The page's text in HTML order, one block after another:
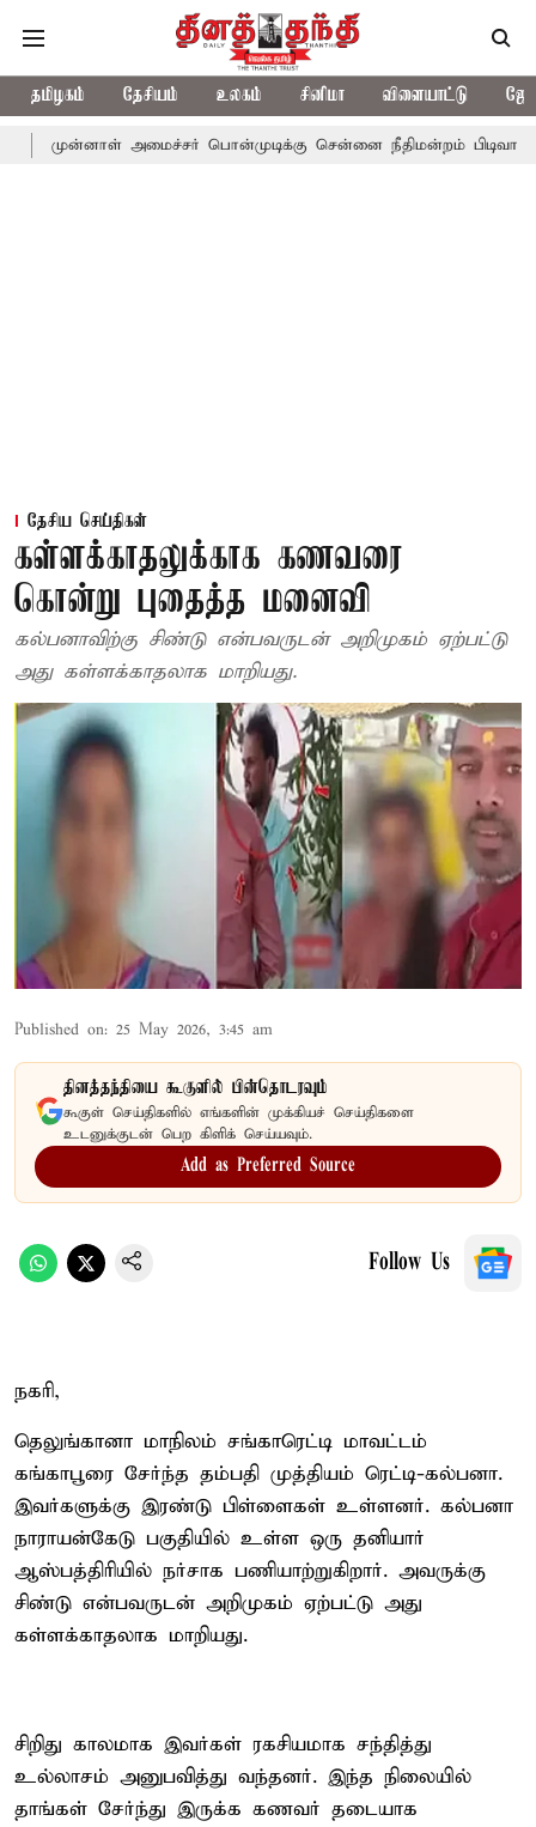
தமிழகம் தேசியம் உலகம் சினிமா விளையாட்டு
அமைச்சர் பொன்முடிக்கு சென்னை நீதிமன்றம் பிடிவாராண்ட்
தேசிய செய்திகள்
கள்ளக்காதலுக்காக கணவரை
கொன்று புதைத்த மனைவி
கல்பனாவிற்கு சிண்டு என்பவருடன் அறிமுகம் ஏற்பட்டு
அது கள்ளக்காதலாக மாறியது.
Published on: 25 May 2026, 3:45 am
தினத்தந்தியை கூகுளில் பின்தொடரவும்
கூகுள் செய்திகளில் எங்களின் முக்கியச் செய்திகளை
உடனுக்குடன் பெற கிளிக் செய்யவும்.
Add as Preferred Source
Follow Us
நகரி,
தெலுங்கானா மாநிலம் சங்காரெட்டி மாவட்டம்
கங்காபூரை சேர்ந்த தம்பதி முத்தியம் ரெட்டி-கல்பனா.
இவர்களுக்கு இரண்டு பிள்ளைகள் உள்ளனர். கல்பனா
நாராயன்கேடு பகுதியில் உள்ள ஒரு தனியார்
ஆஸ்பத்திரியில் நர்சாக பணியாற்றுகிறார். அவருக்கு
சிண்டு என்பவருடன் அறிமுகம் ஏற்பட்டு அது
கள்ளக்காதலாக மாறியது.
சிறிது காலமாக இவர்கள் ரகசியமாக சந்தித்து
உல்லாசம் அனுபவித்து வந்தனர். இந்த நிலையில்
தாங்கள் சேர்ந்து இருக்க கணவர் தடையாக